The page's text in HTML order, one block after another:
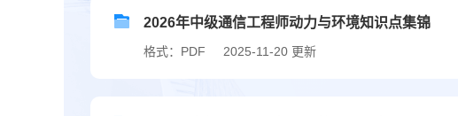
2026年中级通信工程师动力与环境知识点集锦
格式：PDF 2025-11-20 更新